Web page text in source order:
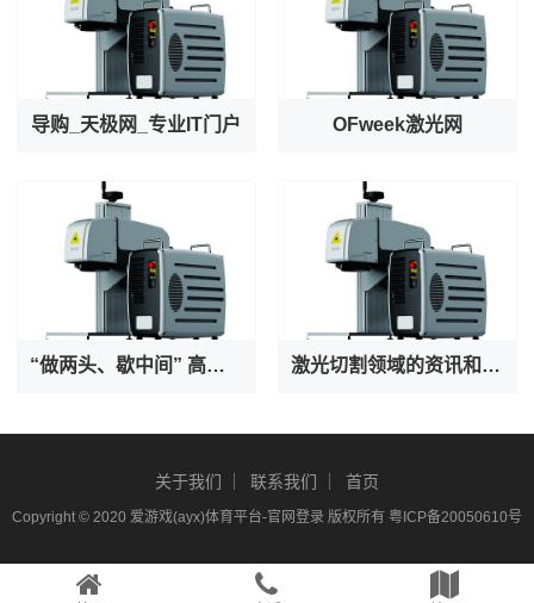
导购_天极网_专业IT门户 OFweek激光网
“做两头、歇中间” 高温之下守护者也在被守护 激光切割领域的资讯和技术解决方案的提供者--激光切割 - OFweek网
关于我们 联系我们 首页
Copyright © 2020 爱游戏(ayx)体育平台-官网登录 版权所有 粤ICP备20050610号